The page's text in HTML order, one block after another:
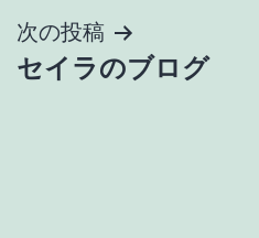
ビ
次の投稿
セイラのブログ